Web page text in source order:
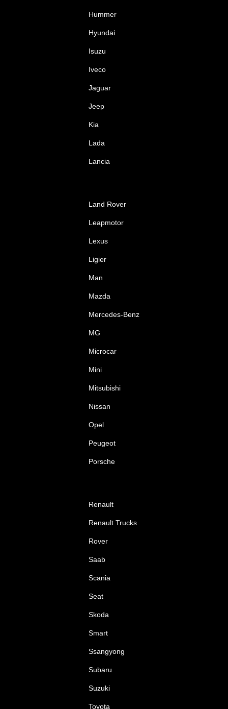
Hummer
Hyundai
Isuzu
Iveco
Jaguar
Jeep
Kia
Lada
Lancia
Land Rover
Leapmotor
Lexus
Ligier
Man
Mazda
Mercedes-Benz
MG
Microcar
Mini
Mitsubishi
Nissan
Opel
Peugeot
Porsche
Renault
Renault Trucks
Rover
Saab
Scania
Seat
Skoda
Smart
Ssangyong
Subaru
Suzuki
Toyota